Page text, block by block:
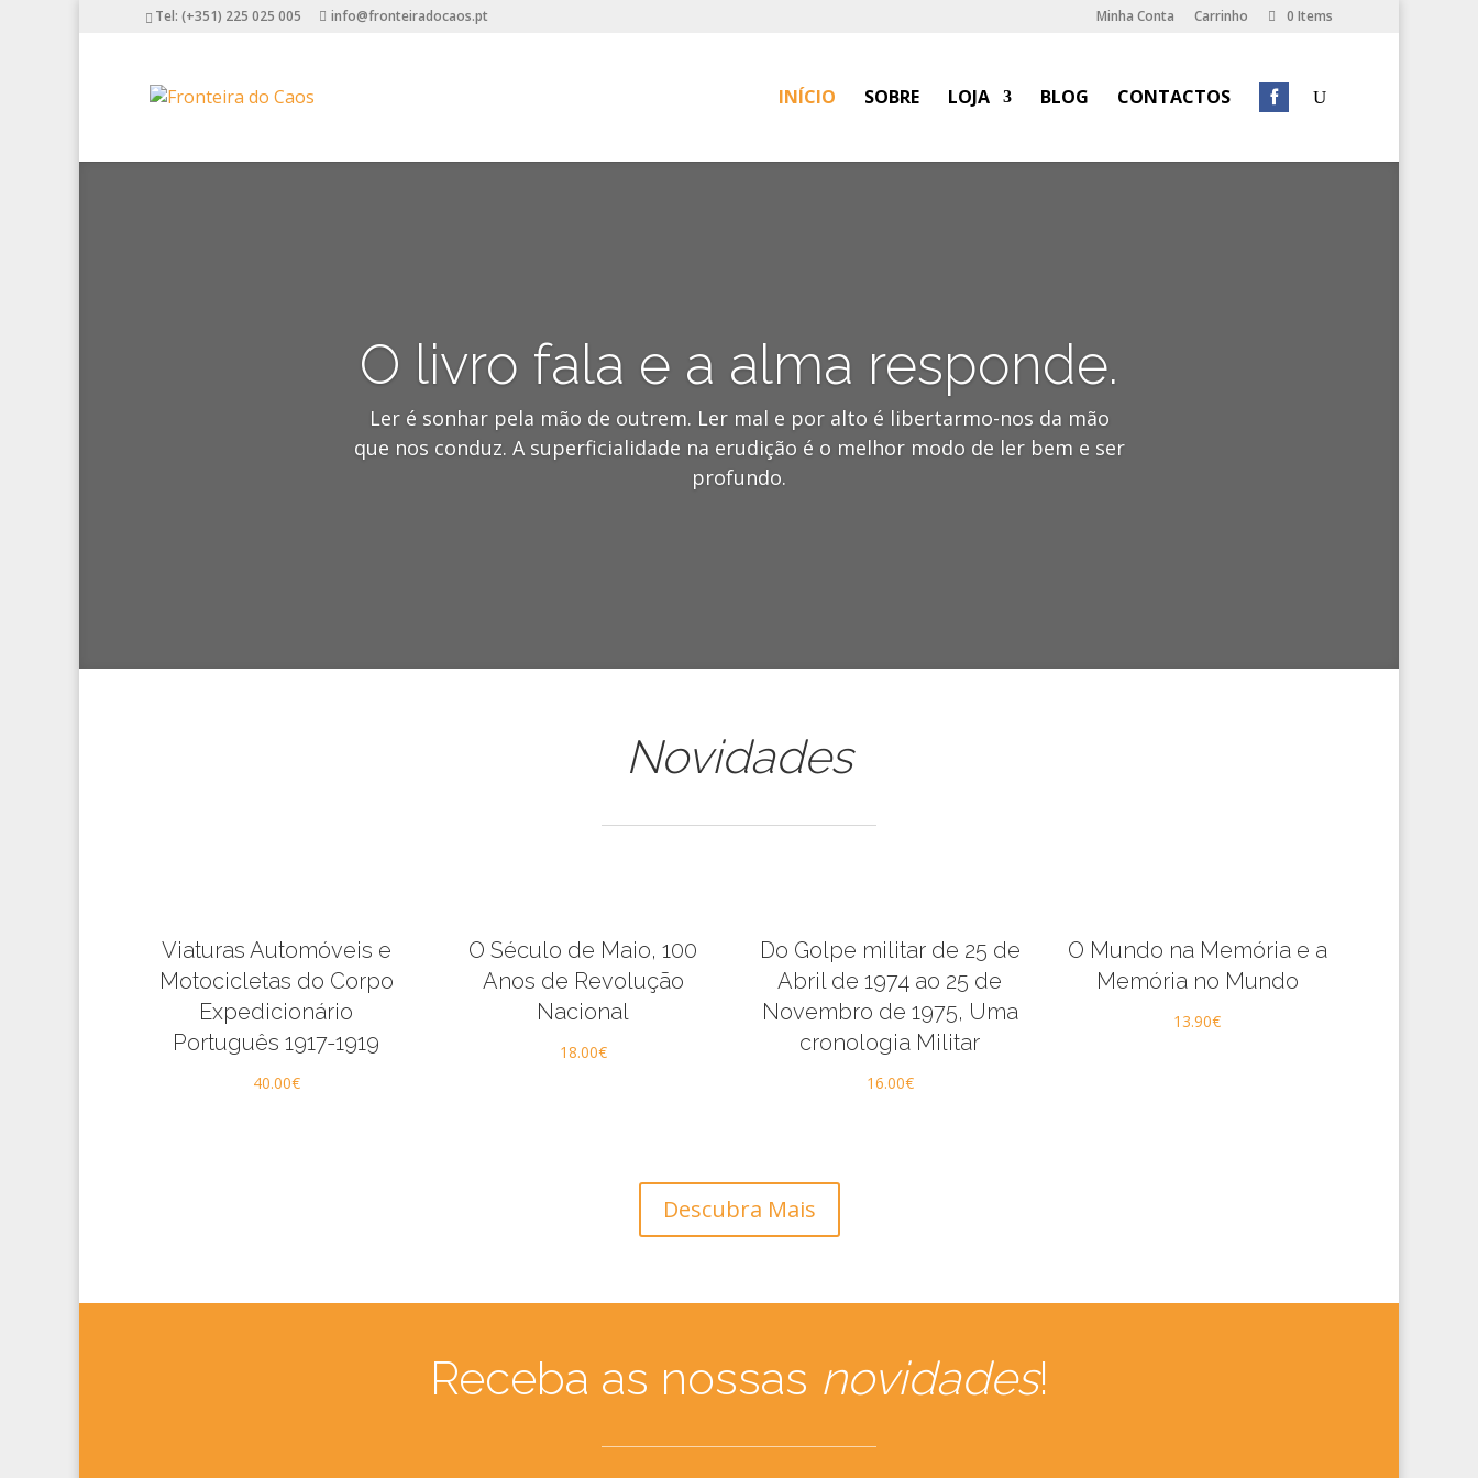
Tel: (+351) 225 025 005 info@fronteiradocaos.pt Minha Conta Carrinho 0 Items
INÍCIO SOBRE LOJA BLOG CONTACTOS
O livro fala e a alma responde.
Ler é sonhar pela mão de outrem. Ler mal e por alto é libertarmo-nos da mão
que nos conduz. A superficialidade na erudição é o melhor modo de ler bem e ser
profundo.
Novidades
Viaturas Automóveis e
Motocicletas do Corpo
Expedicionário
Português 1917-1919
40.00€
O Século de Maio, 100
Anos de Revolução
Nacional
18.00€
Do Golpe militar de 25 de
Abril de 1974 ao 25 de
Novembro de 1975, Uma
cronologia Militar
16.00€
O Mundo na Memória e a
Memória no Mundo
13.90€
Descubra Mais
Receba as nossas novidades!